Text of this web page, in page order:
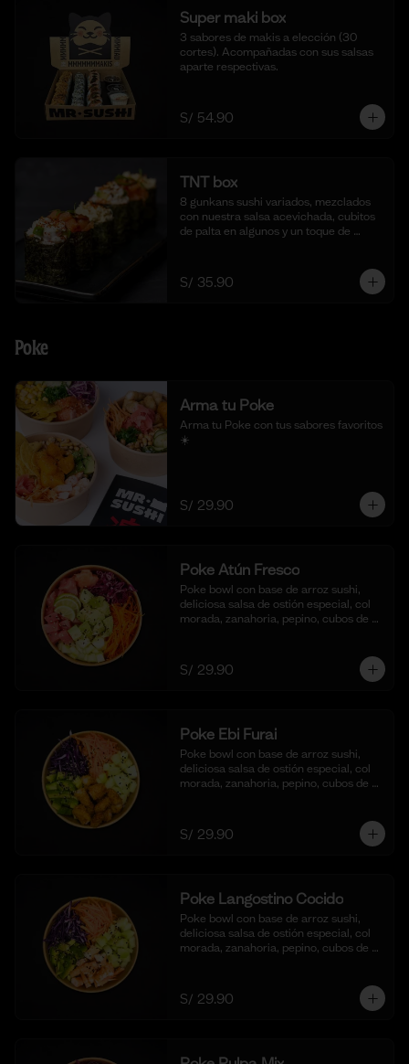
Super maki box
3 sabores de makis a elección (30
cortes). Acompañadas con sus salsas
aparte respectivas.
S/ 54.90
TNT box
8 gunkans sushi variados, mezclados
con nuestra salsa acevichada, cubitos
de palta en algunos y un toque de
S/ 35.90
Poke
Arma tu Poke
Arma tu Poke con tus sabores favoritos
☀️
S/ 29.90
Poke Atún Fresco
Poke bowl con base de arroz sushi,
deliciosa salsa de ostión especial, col
morada, zanahoria, pepino, cubos de
S/ 29.90
Poke Ebi Furai
Poke bowl con base de arroz sushi,
deliciosa salsa de ostión especial, col
morada, zanahoria, pepino, cubos de
S/ 29.90
Poke Langostino Cocido
Poke bowl con base de arroz sushi,
deliciosa salsa de ostión especial, col
morada, zanahoria, pepino, cubos de
S/ 29.90